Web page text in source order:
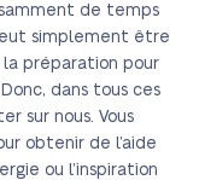
de temps
simplement être
préparation pour
dans tous ces
sur nous. Vous
obtenir de l’aide
ou l’inspiration